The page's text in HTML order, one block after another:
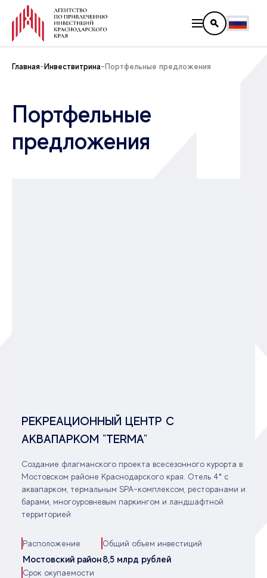
Главная Инвествитрина Портфельные предложения
Портфельные
предложения
РЕКРЕАЦИОННЫЙ ЦЕНТР С
АКВАПАРКОМ "TERMA"
Создание флагманского проекта всесезонного курорта в
Мостовском районе Краснодарского края. Отель 4* с
аквапарком, термальным SPA-комплексом, ресторанами и
барами, многоуровневым паркингом и ландшафтной
территорией
Расположение
Мостовский район
Общий объем инвестиций
8,5 млрд рублей
Срок окупаемости